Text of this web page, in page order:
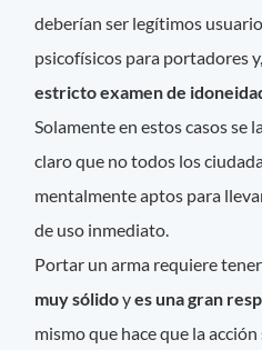
deberían ser legítimos
psicofísicos para portadores
estricto examen de
Solamente en estos casos se
claro que no todos los
mentalmente aptos para
de uso inmediato.
Portar un arma requiere
muy sólidoyes una gran
mismo que hace que la